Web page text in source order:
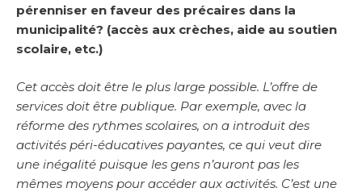
pérenniser en faveur des précaires dans la
municipalité? (accès aux crèches, aide au soutien
scolaire, etc.)
Cet accès doit être le plus large possible. L’offre de
services doit être publique. Par exemple, avec la
réforme des rythmes scolaires, on a introduit des
activités péri-éducatives payantes, ce qui veut dire
une inégalité puisque les gens n’auront pas les
mêmes moyens pour accéder aux activités. C’est une